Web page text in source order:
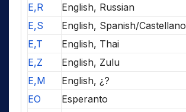
E,R
English, Russian
E,S
English, Spanish/Castellano
E,T
English, Thai
E,Z
English, Zulu
E,M
English, ¿?
EO
Esperanto